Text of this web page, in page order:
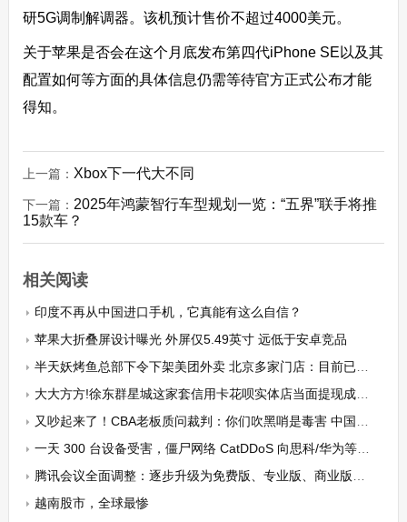
研5G调制解调器。该机预计售价不超过4000美元。
关于苹果是否会在这个月底发布第四代iPhone SE以及其
配置如何等方面的具体信息仍需等待官方正式公布才能
得知。
上一篇： Xbox下一代大不同
下一篇： 2025年鸿蒙智行车型规划一览：“五界”联手将推
15款车？
相关阅读
印度不再从中国进口手机，它真能有这么自信？
苹果大折叠屏设计曝光 外屏仅5.49英寸 远低于安卓竞品
半天妖烤鱼总部下令下架美团外卖 北京多家门店：目前已通知恢复上线
大大方方!徐东群星城这家套信用卡花呗实体店当面提现成功，线下交易这9个方法值得收藏
又吵起来了！CBA老板质问裁判：你们吹黑哨是毒害 中国篮球能好吗
一天 300 台设备受害，僵尸网络 CatDDoS 向思科/华为等发起攻击
腾讯会议全面调整：逐步升级为免费版、专业版、商业版、企业版
越南股市，全球最惨